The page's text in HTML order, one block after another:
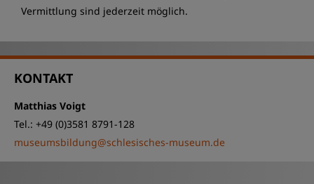
Vermittlung sind jederzeit möglich.
KONTAKT
Matthias Voigt
Tel.: +49 (0)3581 8791-128
museumsbildung@schlesisches-museum.de